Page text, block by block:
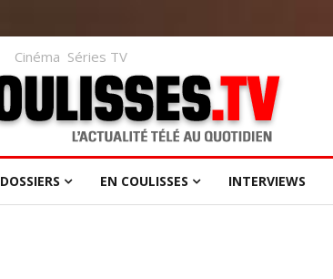
Cinéma Séries TV
DOSSIERS EN COULISSES INTERVIEWS